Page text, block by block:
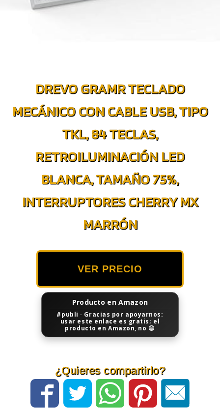
DREVO GRAMR TECLADO
MECÁNICO CON CABLE USB, TIPO
TKL, 84 TECLAS,
RETROILUMINACIÓN LED
BLANCA, TAMAÑO 75%,
INTERRUPTORES CHERRY MX
MARRÓN
VER PRECIO
Producto en Amazon
#publi · Gracias por apoyarnos:
usar este enlace es gratis; el
producto en Amazon, no 😄
¿Quieres compartirlo?